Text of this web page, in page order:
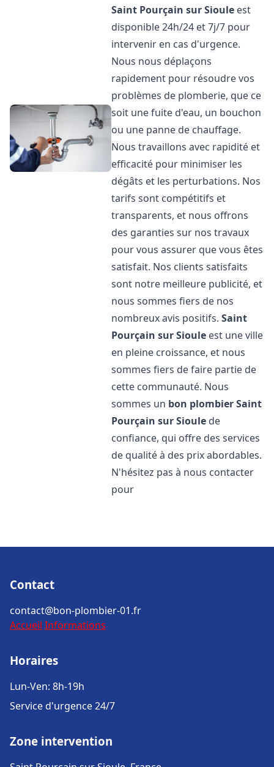
Saint Pourçain sur Sioule est
disponible 24h/24 et 7j/7 pour
intervenir en cas d'urgence.
Nous nous déplaçons
rapidement pour résoudre vos
problèmes de plomberie, que ce
soit une fuite d'eau, un bouchon
ou une panne de chauffage.
Nous travaillons avec rapidité et
efficacité pour minimiser les
dégâts et les perturbations. Nos
tarifs sont compétitifs et
transparents, et nous offrons
des garanties sur nos travaux
pour vous assurer que vous êtes
satisfait. Nos clients satisfaits
sont notre meilleure publicité, et
nous sommes fiers de nos
nombreux avis positifs.Saint
Pourçain sur Sioule est une ville
en pleine croissance, et nous
sommes fiers de faire partie de
cette communauté. Nous
sommes un bon plombierSaint
Pourçain sur Sioule de
confiance, qui offre des services
de qualité à des prix abordables.
N'hésitez pas à nous contacter
pour
Contact
contact@bon-plombier-01.fr
Accueil Informations
Horaires
Lun-Ven: 8h-19h
Service d'urgence 24/7
Zone intervention